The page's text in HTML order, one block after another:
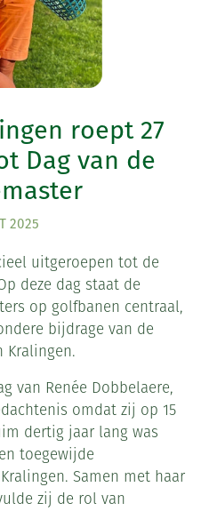
roept 27
Dag van de
2025
uitgeroepen tot de
deze dag staat de
op golfbanen centraal,
bijdrage van de
Kralingen.
van Renée Dobbelaere,
omdat zij op 15
dertig jaar lang was
toegewijde
Samen met haar
zij de rol van